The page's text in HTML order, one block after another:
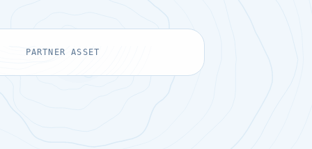
PARTNER ASSET